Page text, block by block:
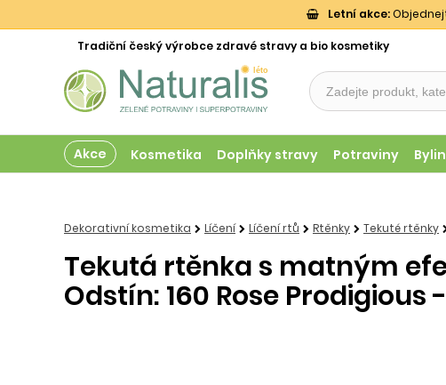
Letní akce:
Tradiční český výrobce zdravé stravy a bio kosmetiky
Akce Kosmetika Doplňky stravy Potraviny
Dekorativní kosmetika Líčení Líčení rtů Rtěnky Tekuté rtěnky
Tekutá rtěnka s matným
Odstín: 160 Rose Prodigious